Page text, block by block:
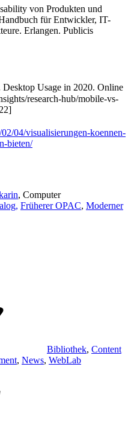
von Produkten und
für Entwickler, IT-
Erlangen. Publicis
Usage in 2020. Online
research-hub/mobile-vs-
04/visualisierungen-koennen-
bieten/
, Computer
Früherer OPAC, Moderner
Bibliothek, Content
, News, WebLab